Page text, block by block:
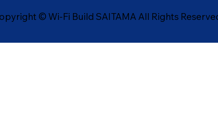
© Wi-Fi Build SAITAMA All Rights